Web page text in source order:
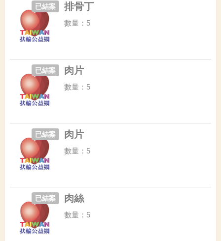
排骨丁
已結案
數量：5
肉片
已結案
數量：5
肉片
已結案
數量：5
肉絲
已結案
數量：5